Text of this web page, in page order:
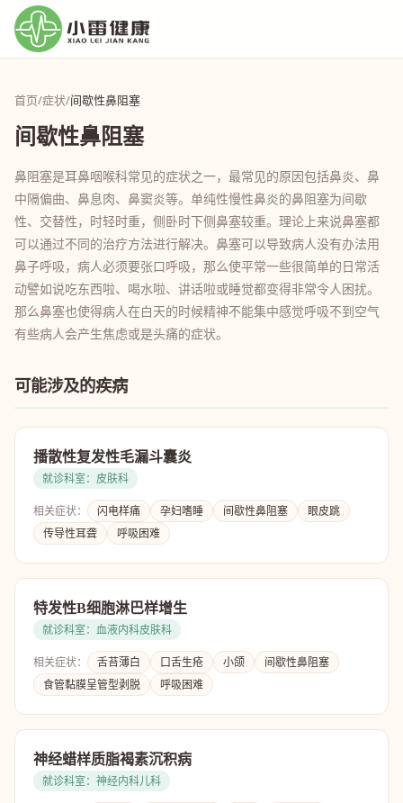
首页/症状/间歇性鼻阻塞
间歇性鼻阻塞
鼻阻塞是耳鼻咽喉科常见的症状之一，最常见的原因包括鼻炎、鼻
中隔偏曲、鼻息肉、鼻窦炎等。单纯性慢性鼻炎的鼻阻塞为间歇
性、交替性，时轻时重，侧卧时下侧鼻塞较重。理论上来说鼻塞都
可以通过不同的治疗方法进行解决。鼻塞可以导致病人没有办法用
鼻子呼吸，病人必须要张口呼吸，那么使平常一些很简单的日常活
动譬如说吃东西啦、喝水啦、讲话啦或睡觉都变得非常令人困扰。
那么鼻塞也使得病人在白天的时候精神不能集中感觉呼吸不到空气
有些病人会产生焦虑或是头痛的症状。
可能涉及的疾病
播散性复发性毛漏斗囊炎
就诊科室：皮肤科
相关症状： 闪电样痛 孕妇嗜睡 间歇性鼻阻塞
眼皮跳
传导性耳聋
呼吸困难
特发性B细胞淋巴样增生
就诊科室：血液内科皮肤科
相关症状： 舌苔薄白 口舌生疮 小颌
间歇性鼻阻塞
食管黏膜呈管型剥脱
呼吸困难
神经蜡样质脂褐素沉积病
就诊科室：神经内科儿科